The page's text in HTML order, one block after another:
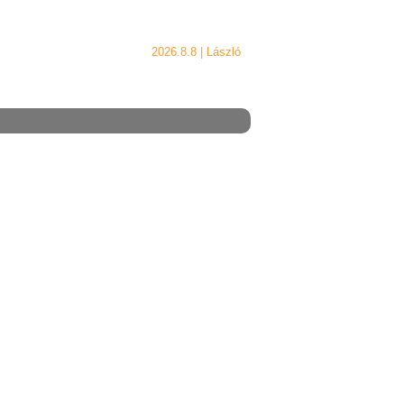
2026.8.8 | László